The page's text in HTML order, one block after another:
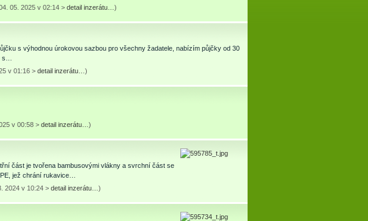
05. 2025 v 02:14 > detail inzerátu… )
s výhodnou úrokovou sazbou pro všechny žadatele, nabízím půjčky od 30
s…
v 01:16 > detail inzerátu… )
v 00:58 > detail inzerátu… )
část je tvořena bambusovými vlákny a svrchní část se
jež chrání rukavice…
2024 v 10:24 > detail inzerátu… )